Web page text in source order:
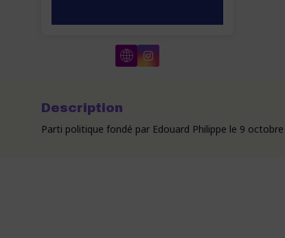
Description
Parti politique fondé par Edouard Philippe le 9 octobre